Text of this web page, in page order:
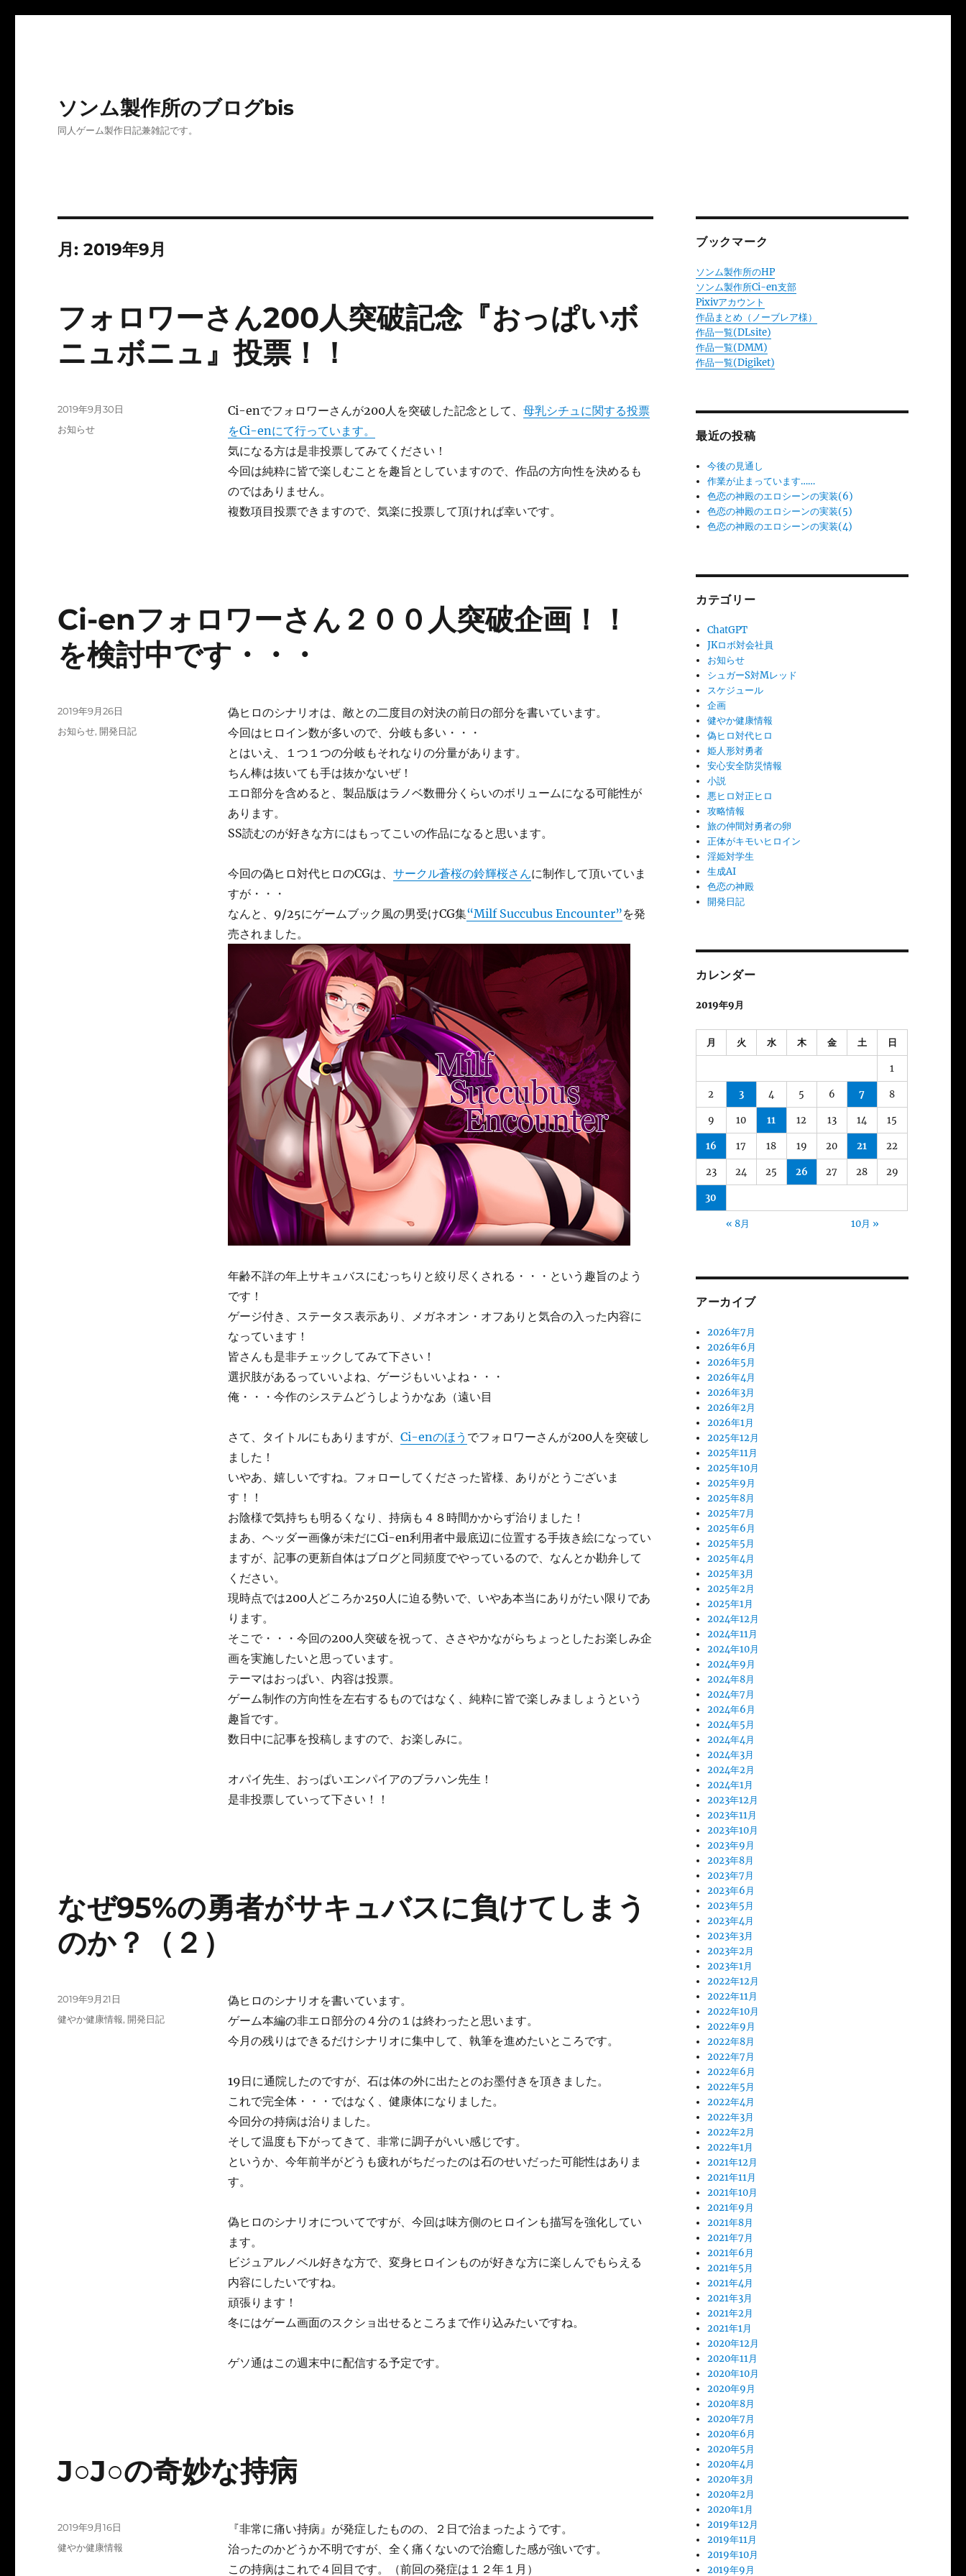
ソンム製作所のブログbis
同人ゲーム製作日記兼雑記です。
月:2019年9月
フォロワーさん200人突破記念『おっぱいボ
ニュボニュ』投票！！
Ci-enでフォロワーさんが200人を突破した記念として、 母乳シチュに関する投票
をCi-enにて行っています。
気になる方は是非投票してみてください！
今回は純粋に皆で楽しむことを趣旨としていますので、作品の方向性を決めるも
のではありません。
複数項目投票できますので、気楽に投票して頂ければ幸いです。
投
稿
2019年9月30日
カ
お知らせ
Ci-enフォロワーさん２００人突破企画！！
を検討中です・・・
偽ヒロのシナリオは、敵との二度目の対決の前日の部分を書いています。
今回はヒロイン数が多いので、分岐も多い・・・
とはいえ、１つ１つの分岐もそれなりの分量があります。
ちん棒は抜いても手は抜かないぜ！
エロ部分を含めると、製品版はラノベ数冊分くらいのボリュームになる可能性が
あります。
SS読むのが好きな方にはもってこいの作品になると思います。
今回の偽ヒロ対代ヒロのCGは、 サークル蒼桜の鈴輝桜さんに制作して頂いていま
すが・・・
なんと、9/25にゲームブック風の男受けCG集“Milf Succubus Encounter”を発
売されました。
年齢不詳の年上サキュバスにむっちりと絞り尽くされる・・・という趣旨のよう
です！
ゲージ付き、ステータス表示あり、メガネオン・オフありと気合の入った内容に
なっています！
皆さんも是非チェックしてみて下さい！
選択肢があるっていいよね、ゲージもいいよね・・・
俺・・・今作のシステムどうしようかなあ（遠い目
さて、タイトルにもありますが、 Ci-enのほう でフォロワーさんが200人を突破し
ました！
いやあ、嬉しいですね。フォローしてくださった皆様、ありがとうございま
す！！
お陰様で気持ちも明るくなり、持病も４８時間かからず治りました！
まあ、ヘッダー画像が未だにCi-en利用者中最底辺に位置する手抜き絵になってい
ますが、記事の更新自体はブログと同頻度でやっているので、なんとか勘弁して
ください。
現時点では200人どころか250人に迫る勢いで、いやあ本当にありがたい限りであ
ります。
そこで・・・今回の200人突破を祝って、ささやかながらちょっとしたお楽しみ企
画を実施したいと思っています。
テーマはおっぱい、内容は投票。
ゲーム制作の方向性を左右するものではなく、純粋に皆で楽しみましょうという
趣旨です。
数日中に記事を投稿しますので、お楽しみに。
オパイ先生、おっぱいエンパイアのブラハン先生！
是非投票していって下さい！！
投
稿
2019年9月26日
カ
お知らせ, 開発日記
なぜ95%の勇者がサキュバスに負けてしまう
のか？（２）
偽ヒロのシナリオを書いています。
ゲーム本編の非エロ部分の４分の１は終わったと思います。
今月の残りはできるだけシナリオに集中して、執筆を進めたいところです。
19日に通院したのですが、石は体の外に出たとのお墨付きを頂きました。
これで完全体・・・ではなく、健康体になりました。
今回分の持病は治りました。
そして温度も下がってきて、非常に調子がいい感じです。
というか、今年前半がどうも疲れがちだったのは石のせいだった可能性はありま
す。
偽ヒロのシナリオについてですが、今回は味方側のヒロインも描写を強化してい
ます。
ビジュアルノベル好きな方で、変身ヒロインものが好きな方に楽しんでもらえる
内容にしたいですね。
頑張ります！
冬にはゲーム画面のスクショ出せるところまで作り込みたいですね。
ゲソ通はこの週末中に配信する予定です。
投
稿
2019年9月21日
カ
健やか健康情報, 開発日記
J○J○の奇妙な持病
『非常に痛い持病』が発症したものの、２日で治まったようです。
治ったのかどうか不明ですが、全く痛くないので治癒した感が強いです。
この持病はこれで４回目です。（前回の発症は１２年１月）
投
稿
2019年9月16日
カ
健やか健康情報
ブックマーク
ソンム製作所のHP
ソンム製作所Ci-en支部
Pixivアカウント
作品まとめ（ノーブレア様）
作品一覧(DLsite)
作品一覧(DMM)
作品一覧(Digiket)
最近の投稿
今後の見通し
作業が止まっています……
色恋の神殿のエロシーンの実装(6)
色恋の神殿のエロシーンの実装(5)
色恋の神殿のエロシーンの実装(4)
カテゴリー
ChatGPT
JKロボ対会社員
お知らせ
シュガーS対Mレッド
スケジュール
企画
健やか健康情報
偽ヒロ対代ヒロ
姫人形対勇者
安心安全防災情報
小説
悪ヒロ対正ヒロ
攻略情報
旅の仲間対勇者の卵
正体がキモいヒロイン
淫姫対学生
生成AI
色恋の神殿
開発日記
カレンダー
2019年9月
月 火 水 木 金 土 日
1
2 3 4 5 6 7 8
9 10 11 12 13 14 15
16 17 18 19 20 21 22
23 24 25 26 27 28 29
30
« 8月 10月 »
アーカイブ
2026年7月
2026年6月
2026年5月
2026年4月
2026年3月
2026年2月
2026年1月
2025年12月
2025年11月
2025年10月
2025年9月
2025年8月
2025年7月
2025年6月
2025年5月
2025年4月
2025年3月
2025年2月
2025年1月
2024年12月
2024年11月
2024年10月
2024年9月
2024年8月
2024年7月
2024年6月
2024年5月
2024年4月
2024年3月
2024年2月
2024年1月
2023年12月
2023年11月
2023年10月
2023年9月
2023年8月
2023年7月
2023年6月
2023年5月
2023年4月
2023年3月
2023年2月
2023年1月
2022年12月
2022年11月
2022年10月
2022年9月
2022年8月
2022年7月
2022年6月
2022年5月
2022年4月
2022年3月
2022年2月
2022年1月
2021年12月
2021年11月
2021年10月
2021年9月
2021年8月
2021年7月
2021年6月
2021年5月
2021年4月
2021年3月
2021年2月
2021年1月
2020年12月
2020年11月
2020年10月
2020年9月
2020年8月
2020年7月
2020年6月
2020年5月
2020年4月
2020年3月
2020年2月
2020年1月
2019年12月
2019年11月
2019年10月
2019年9月